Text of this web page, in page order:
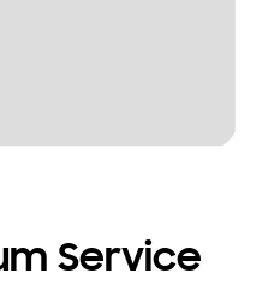
Service